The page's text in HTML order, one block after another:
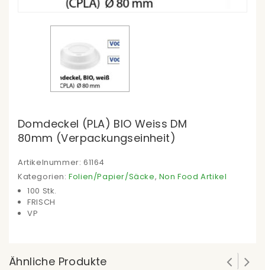
Domdeckel (PLA) BIO Weiss DM
80mm (Verpackungseinheit)
Artikelnummer: 61164
Kategorien:Folien/Papier/Säcke, Non Food Artikel
100 Stk.
FRISCH
VP
Ähnliche Produkte